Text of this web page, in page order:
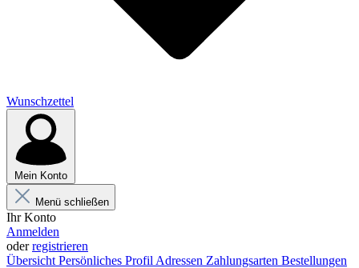
Wunschzettel
Mein Konto
Menü schließen
Ihr Konto
Anmelden
oderregistrieren
Übersicht Persönliches Profil Adressen Zahlungsarten Bestellungen